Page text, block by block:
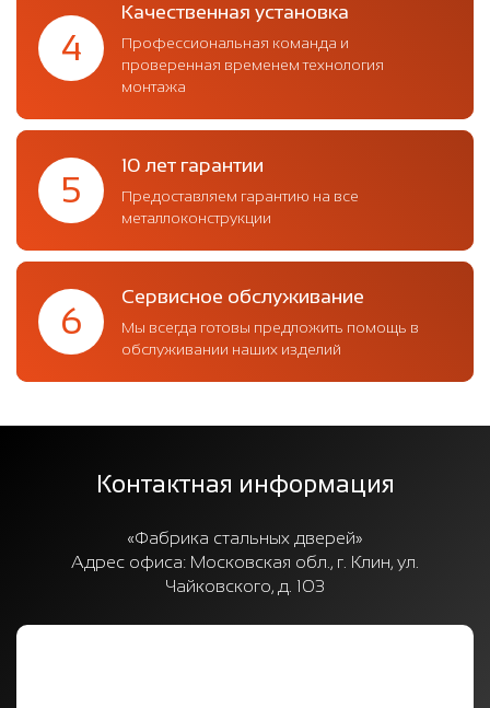
4
Качественная установка
Профессиональная команда и
проверенная временем технология
монтажа
5
10 лет гарантии
Предоставляем гарантию на все
металлоконструкции
6
Сервисное обслуживание
Мы всегда готовы предложить помощь в
обслуживании наших изделий
Контактная информация
«Фабрика стальных дверей»
Адрес офиса: Московская обл., г. Клин, ул.
Чайковского, д. 103